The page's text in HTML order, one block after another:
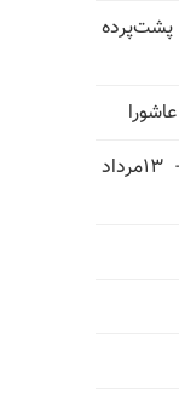
پیام به نیروهای خواهان ارتباط - ۱۳مرداد